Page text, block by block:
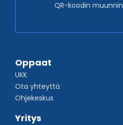
QR-koodin muunnin
Oppaat
UKK
Ota yhteyttä
Ohjekeskus
Yritys